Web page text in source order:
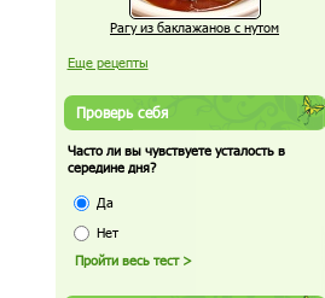
Рагу из баклажанов с нутом
Еще рецепты
Проверь себя
Часто ли вы чувствуете усталость в
середине дня?
Да
Нет